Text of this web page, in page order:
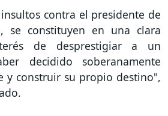
contra el presidente de
se constituyen en una clara
de desprestigiar a un
decidido soberanamente
y construir su propio destino",